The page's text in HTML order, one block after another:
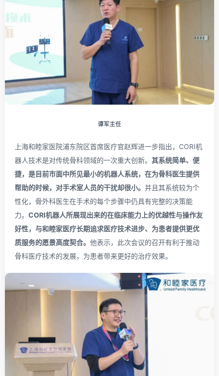
谭军主任
上海和睦家医院浦东院区首席医疗官赵辉进一步指出，CORI机
器人技术是对传统骨科领域的一次重大创新。 其系统简单、便
捷，是目前市面中所见最小的机器人系统，在为骨科医生提供
帮助的时候，对手术室人员的干扰却很小。 并且其系统较为个
性化，骨外科医生在手术的每个步骤中仍具有完整的决策能
力。 CORI机器人所展现出来的在临床能力上的优越性与操作友
好性，与和睦家医疗长期追求医疗技术进步、为患者提供更优
质服务的愿景高度契合。 他表示，此次会议的召开有利于推动
骨科医疗技术的发展，为患者带来更好的治疗效果。